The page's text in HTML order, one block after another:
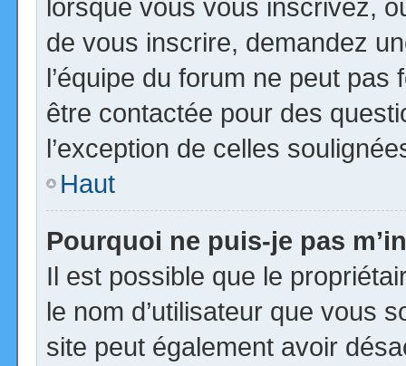
lorsque vous vous inscrivez,
de vous inscrire, demandez
l’équipe du forum ne peut
être contactée pour des
l’exception de celles
Haut
Pourquoi ne puis-je pas
Il est possible que le
le nom d’utilisateur que vous
site peut également avoir